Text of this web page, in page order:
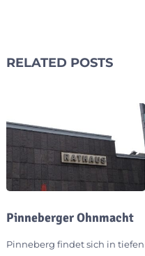
RELATED POSTS
Pinneberger Ohnmacht
Pinneberg findet sich in tiefen